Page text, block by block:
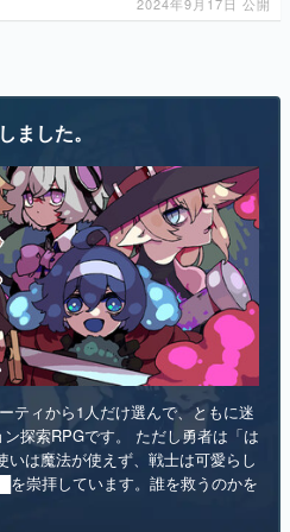
ティから1人だけ選んで、ともに迷
探索RPGです。 ただし勇者は「は
いは魔法が使えず、戦士は可愛らし
を崇拝しています。誰を救うのかを